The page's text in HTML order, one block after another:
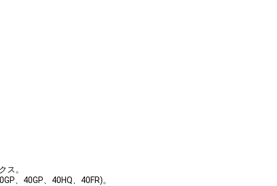
ス。
、40GP、40HQ、40FR)。